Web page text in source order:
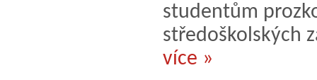
studentům
středoškolských
více »